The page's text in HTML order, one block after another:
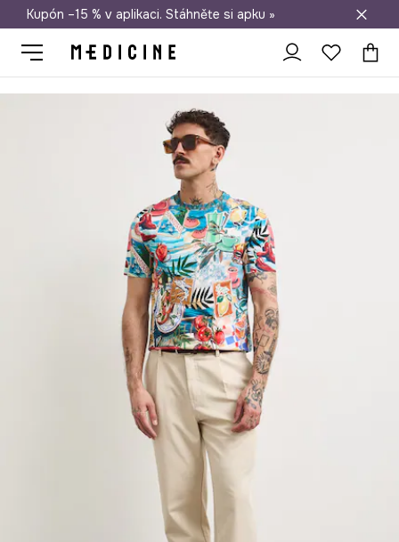
Doprava zdarma při nákupu nad 1 200 Kč
Kupón –15 % v aplikaci. Stáhněte si apku »